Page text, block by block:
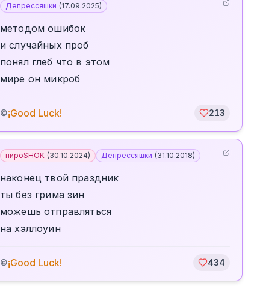
Депрессяшки (17.09.2025)
методом ошибок
и случайных проб
понял глеб что в этом
мире он микроб
©¡Good Luck! 213
пироSHOK (30.10.2024) Депрессяшки (31.10.2018)
наконец твой праздник
ты без грима зин
можешь отправляться
на хэллоуин
©¡Good Luck! 434